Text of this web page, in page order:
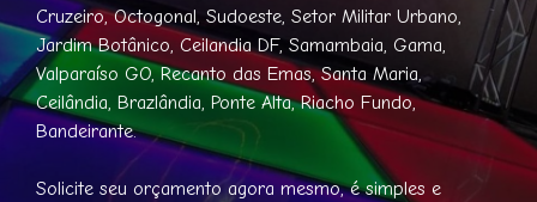
Cruzeiro, Octogonal, Sudoeste, Setor Militar Urbano,
Jardim Botânico, Ceilandia DF, Samambaia, Gama,
Valparaíso GO, Recanto das Emas, Santa Maria,
Ceilândia, Brazlândia, Ponte Alta, Riacho Fundo,
Bandeirante.
Solicite seu orçamento agora mesmo, é simples e